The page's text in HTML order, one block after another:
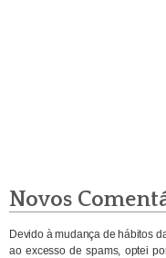
Novos
Devido à mudança de hábitos
ao excesso de spams, optei